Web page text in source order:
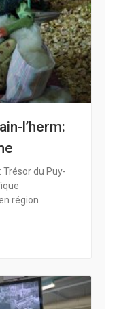
l’herm:
Trésor du Puy-
région